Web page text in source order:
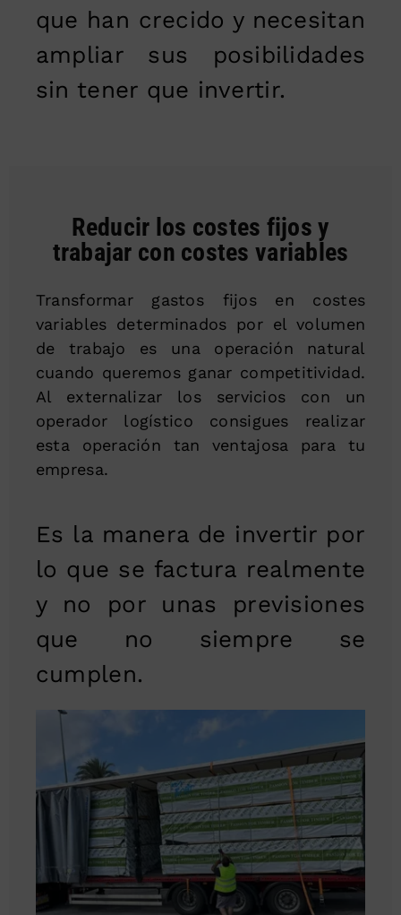
que han crecido y necesitan
ampliar sus posibilidades
sin tener que invertir.
Reducir los costes fijos y
trabajar con costes variables
Transformar gastos fijos en costes
variables determinados por el volumen
de trabajo es una operación natural
cuando queremos ganar competitividad.
Al externalizar los servicios con un
operador logístico consigues realizar
esta operación tan ventajosa para tu
empresa.
Es la manera de invertir por
lo que se factura realmente
y no por unas previsiones
que no siempre se
cumplen.